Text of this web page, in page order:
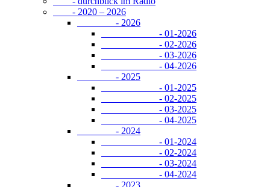
- 2020 – 2026
- 2026
- 01-2026
- 02-2026
- 03-2026
- 04-2026
- 2025
- 01-2025
- 02-2025
- 03-2025
- 04-2025
- 2024
- 01-2024
- 02-2024
- 03-2024
- 04-2024
- 2023